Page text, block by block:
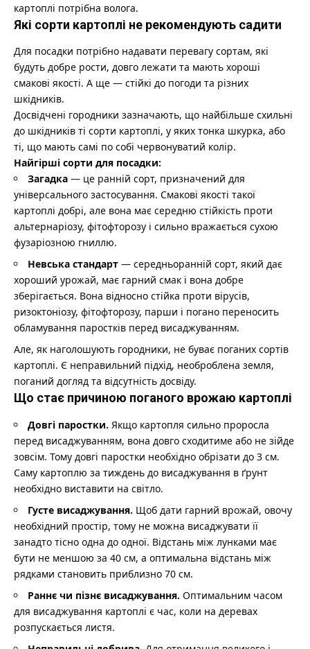
картоплі потрібна волога.
Які сорти картоплі не рекомендують садити
Для посадки потрібно надавати перевагу сортам, які
будуть добре рости, довго лежати та мають хороші
смакові якості. А ще — стійкі до погоди та різних
шкідників.
Досвідчені городники зазначають, що найбільше схильні
до шкідників ті сорти картоплі, у яких тонка шкурка, або
ті, що мають самі по собі червонуватий колір.
Найгірші сорти для посадки:
Загадка — це ранній сорт, призначений для
універсального застосування. Смакові якості такої
картоплі добрі, але вона має середню стійкість проти
альтернаріозу, фітофторозу і сильно вражається сухою
фузаріозною гниллю.
Невська стандарт — середньоранній сорт, який дає
хороший урожай, має гарний смак і вона добре
зберігається. Вона відносно стійка проти вірусів,
ризоктоніозу, фітофторозу, парши і погано переносить
обламування паростків перед висаджуванням.
Але, як наголошують городники, не буває поганих сортів
картоплі. Є неправильний підхід, необроблена земля,
поганий догляд та відсутність досвіду.
Що стає причиною поганого врожаю картоплі
Довгі паростки. Якщо картопля сильно проросла
перед висаджуванням, вона довго сходитиме або не зійде
зовсім. Тому довгі паростки необхідно обрізати до 3 см.
Саму картоплю за тиждень до висаджування в ґрунт
необхідно виставити на світло.
Густе висаджування. Щоб дати гарний врожай, овочу
необхідний простір, тому не можна висаджувати її
занадто тісно одна до одної. Відстань між лунками має
бути не меншою за 40 см, а оптимальна відстань між
рядками становить приблизно 70 см.
Раннє чи пізнє висаджування. Оптимальним часом
для висаджування картоплі є час, коли на деревах
розпускається листя.